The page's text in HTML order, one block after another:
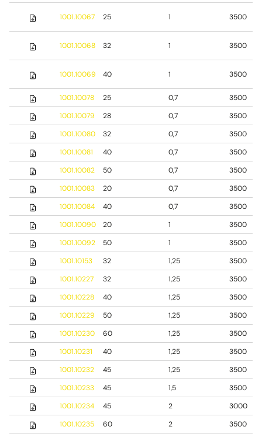
1001.10067 25 1 3500
1001.10068 32 1 3500
1001.10069 40 1 3500
1001.10078 25 0,7
3500
1001.10079
28 0,7
3500
1001.10080
32 0,7
3500
1001.10081
40 0,7
3500
1001.10082
50 0,7
3500
1001.10083
20 0,7
3500
1001.10084
40 0,7
3500
1001.10090
20 1
3500
1001.10092
50 1
3500
1001.10153
32 1,25
3500
1001.10227
32 1,25
3500
1001.10228
40 1,25
3500
1001.10229
50 1,25
3500
1001.10230
60 1,25
3500
1001.10231
40 1,25
3500
1001.10232
45 1,25
3500
1001.10233
45 1,5
3500
1001.10234
45 2
3000
1001.10235
60 2
3500